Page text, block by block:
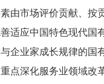
由市场评价贡献、按
适应中国特色现代国
企业家成长规律的国
点深化服务业领域改